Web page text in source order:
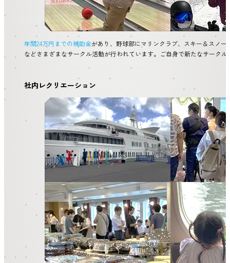
年間24万円までの補助金があり、野球部にマリンクラブ、スキー＆スノ
などさまざまなサークル活動が行われています。ご自身で新たなサーク
社内レクリエーション